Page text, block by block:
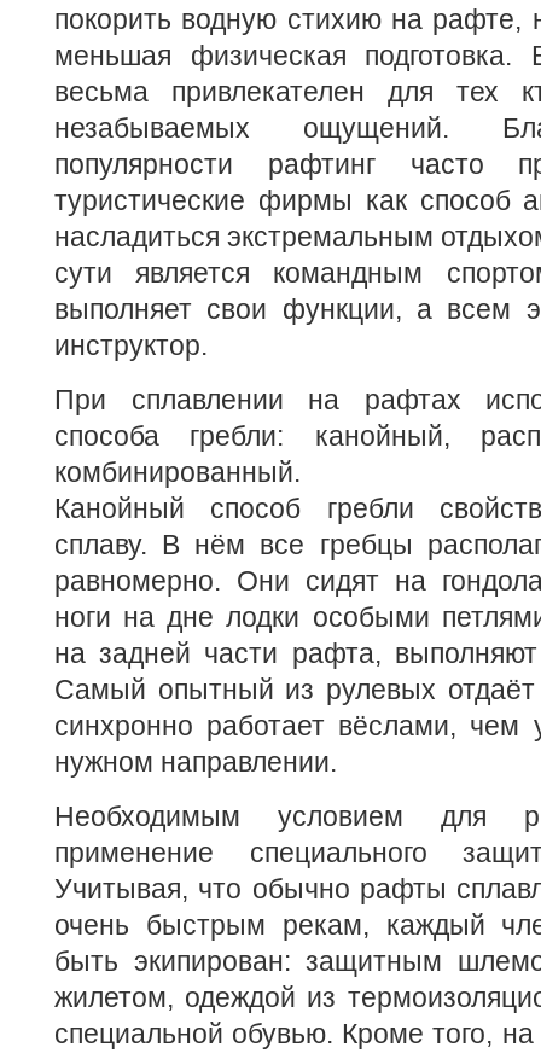
покорить водную стихию на рафте,
меньшая физическая
весьма привлекателен для тех
незабываемых ощущений.
популярности рафтинг часто
туристические фирмы как способ
насладиться экстремальным
сути является командным
выполняет свои функции, а всем
инструктор.
При сплавлении на рафтах
способа гребли: канойный,
комбинированный.
Канойный способ гребли
сплаву. В нём все гребцы
равномерно. Они сидят на
ноги на дне лодки особыми
на задней части рафта,
Самый опытный из рулевых
синхронно работает вёслами, чем
нужном направлении.
Необходимым условием для
применение специального
Учитывая, что обычно рафты
очень быстрым рекам, каждый
быть экипирован: защитным
жилетом, одеждой из
специальной обувью. Кроме того,